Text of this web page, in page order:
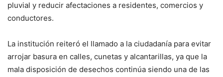
pluvial y reducir afectaciones a residentes, comercios y
conductores.
La institución reiteró el llamado a la ciudadanía para evitar
arrojar basura en calles, cunetas y alcantarillas, ya que la
mala disposición de desechos continúa siendo una de las